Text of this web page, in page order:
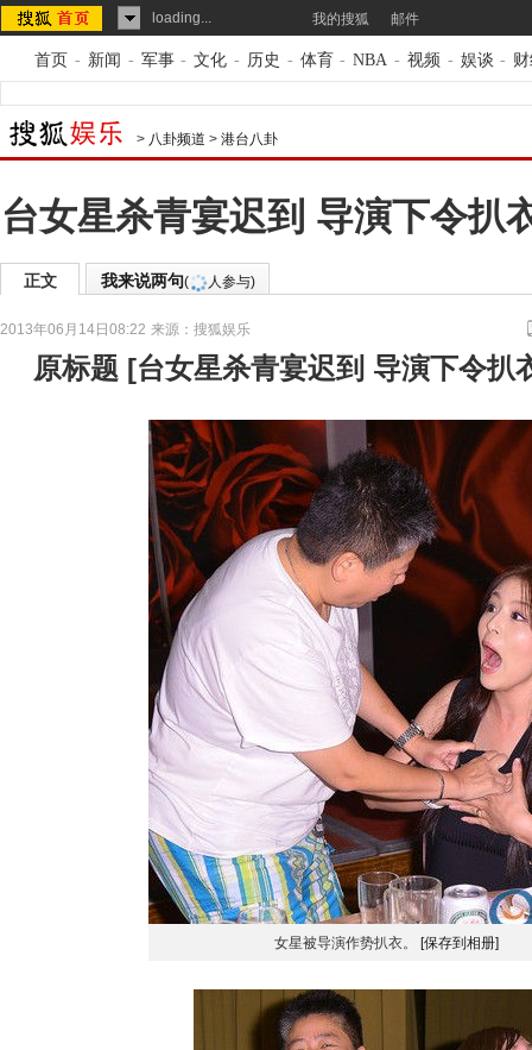
loading... 我的搜狐 邮件
首页 - 新闻 - 军事 - 文化 - 历史 - 体育 - NBA - 视频 - 娱谈 -
> 八卦频道 > 港台八卦
台女星杀青宴迟到 导演下令扒
正文 我来说两句( 人参与)
2013年06月14日08:22 来源： 搜狐娱乐
原标题 [台女星杀青宴迟到 导演下令扒
女星被导演作势扒衣。 [保存到相册]